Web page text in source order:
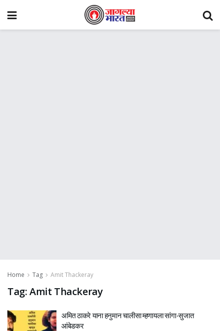
Home Tag Amit Thackeray
Tag:Amit Thackeray
अमित ठाकरे याना हनुमान चालीसा म्हणायला सांगा-सुजात
आंबेडकर